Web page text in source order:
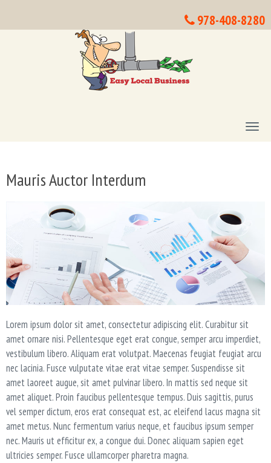
978-408-8280
T
N
Mauris Auctor Interdum
Lorem ipsum dolor sit amet, consectetur adipiscing elit. Curabitur sit
amet ornare nisi. Pellentesque eget erat congue, semper arcu imperdiet,
vestibulum libero. Aliquam erat volutpat. Maecenas feugiat feugiat arcu
nec lacinia. Fusce vulputate vitae erat vitae semper. Suspendisse sit
amet laoreet augue, sit amet pulvinar libero. In mattis sed neque sit
amet aliquet. Proin faucibus pellentesque tempus. Duis sagittis, purus
vel semper dictum, eros erat consequat est, ac eleifend lacus magna sit
amet metus. Nunc fermentum varius neque, et faucibus ipsum semper
nec. Mauris ut efficitur ex, a congue dui. Donec aliquam sapien eget
ultricies semper. Fusce ullamcorper pharetra magna.